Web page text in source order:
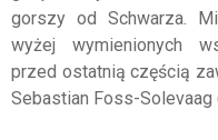
gorszy od Schwarza.
wyżej wymienionych
przed ostatnią częścią
Sebastian Foss-Solevaag